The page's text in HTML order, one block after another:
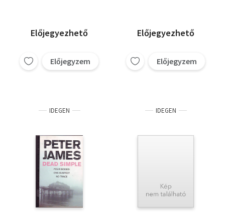
Előjegyezhető
Előjegyzem
Előjegyezhető
Előjegyzem
IDEGEN IDEGEN